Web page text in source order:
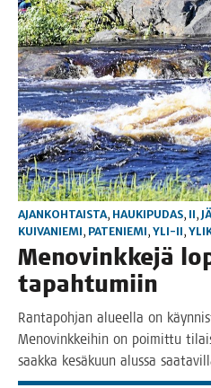
AJANKOHTAISTA, HAUKIPUDAS, II,
KUIVANIEMI, PATENIEMI, YLI-II,
Meno­vink­ke­jä
tapahtumiin
Ran­ta­poh­jan alu­eel­la on
Meno­vink­kei­hin on poi­mit­tu
saak­ka kesä­kuun alus­sa